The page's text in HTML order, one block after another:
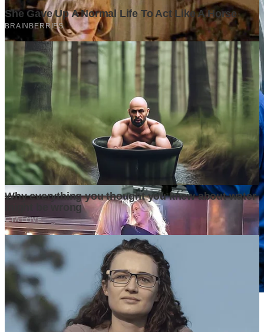
Mengapa Produksi Kendaraan Listrik Menjadi Kepentingan
Strategis Nasional Indonesia